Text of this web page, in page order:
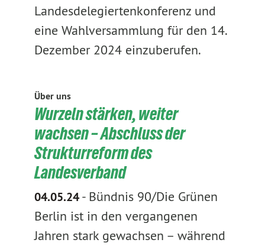
Landesdelegiertenkonferenz und
eine Wahlversammlung für den 14.
Dezember 2024 einzuberufen.
Über uns
Wurzeln stärken, weiter
wachsen – Abschluss der
Strukturreform des
Landesverband
04.05.24- Bündnis 90/Die Grünen
Berlin ist in den vergangenen
Jahren stark gewachsen – während